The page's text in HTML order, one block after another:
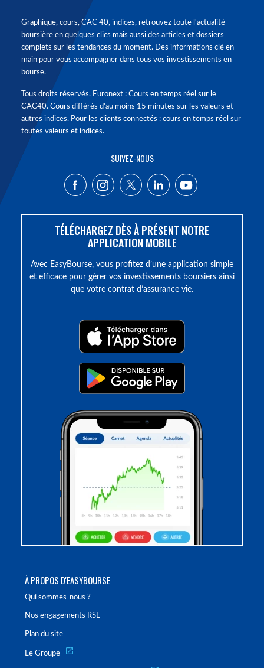
À PROPOS D'EASYBOURSE
Qui sommes-nous ?
Nos engagements RSE
Plan du site
Le Groupe
Graphique, cours, CAC 40, indices, retrouvez toute l'actualité
boursière en quelques clics mais aussi des articles et dossiers
complets sur les tendances du moment. Des informations clé en
main pour vous accompagner dans tous vos investissements en
bourse.
Tous droits réservés. Euronext : Cours en temps réel sur le
CAC40. Cours différés d'au moins 15 minutes sur les valeurs et
autres indices. Pour les clients connectés : cours en temps réel sur
toutes valeurs et indices.
SUIVEZ-NOUS
TÉLÉCHARGEZ DÈS À PRÉSENT NOTRE
APPLICATION MOBILE
Avec EasyBourse, vous profitez d’une application simple
et efficace pour gérer vos investissements boursiers ainsi
que votre contrat d’assurance vie.